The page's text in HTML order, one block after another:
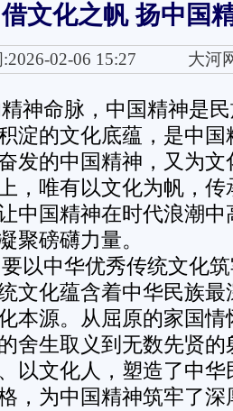
借文化之帆 扬中国
:2026-02-06 15:27 大河
神命脉，中国精神是
淀的文化底蕴，是中
发的中国精神，又为
，唯有以文化为帆，
中国精神在时代浪潮
聚磅礴力量。
以中华优秀传统文化
文化蕴含着中华民族
本源。从屈原的家国
舍生取义到无数先贤
以文化人，塑造了中
，为中国精神筑牢了